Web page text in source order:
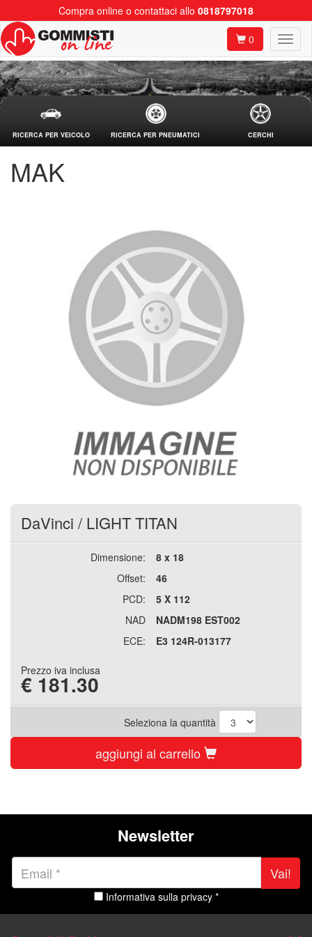
Compra online o contattaci allo 0818797018
0
RICERCA PER VEICOLO RICERCA PER PNEUMATICI CERCHI
MAK
DaVinci / LIGHT TITAN
Dimensione:
8 x 18
Offset:
46
PCD:
5 X 112
NAD
NADM198 EST002
ECE:
E3 124R-013177
Prezzo iva inclusa
€ 181.30
Seleziona la quantità
aggiungi al carrello
Newsletter
Vai!
Informativa sulla privacy *